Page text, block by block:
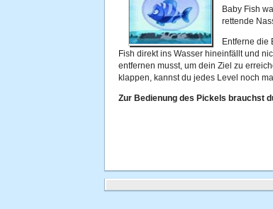
Baby Fish
rettende
Entferne die
Fish direkt ins Wasser hineinfällt und
entfernen musst, um dein Ziel zu
klappen, kannst du jedes Level noch
Zur Bedienung des Pickels brauchst